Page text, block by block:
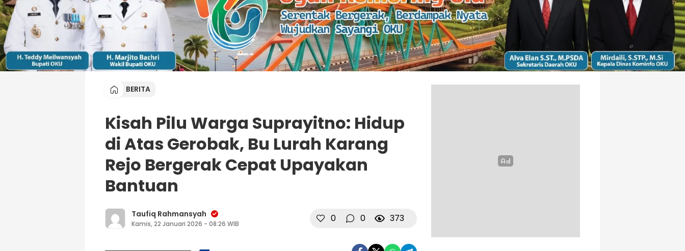
BERITA
Kisah Pilu Warga Suprayitno: Hidup
di Atas Gerobak, Bu Lurah Karang
Rejo Bergerak Cepat Upayakan
Bantuan
Taufiq Rahmansyah
Kamis, 22 Januari 2026 - 08:26 WIB 0 0 373